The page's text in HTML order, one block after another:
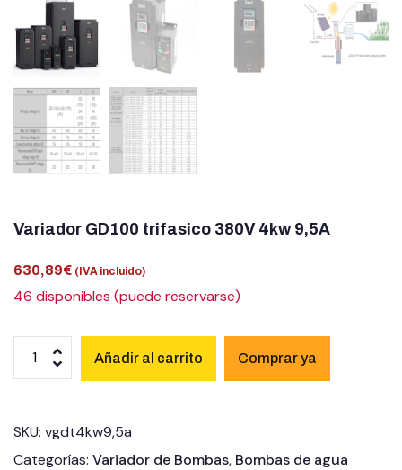
Variador GD100 trifasico 380V 4kw 9,5A
630,89€ (IVA incluido)
46 disponibles (puede reservarse)
Añadir al carrito
SKU: vgdt4kw9,5a
Categorías: Variador de Bombas, Bombas de agua